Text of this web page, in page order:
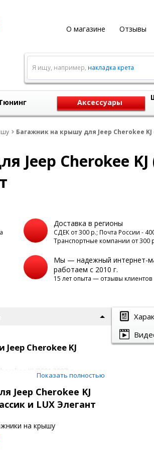
О магазине Отзывы
Я ищу, например, накладка крета
Аксессуары
Багажник на крышу для Jeep Cherokee
Jeep Cherokee
Доставка в регионы
СДЕК от 300 р.; Почта России -
Транспортные компании от 300
Мы — надежный интернет-
работаем с 2010 г.
15 лет опыта — отзывы клиентов
Cherokee KJ
KJ (2001-2007) с
необходимом положении.
слоя крыши, крепежные
Показать полностью
Jeep Cherokee KJ
и LUX Элегант
на крышу